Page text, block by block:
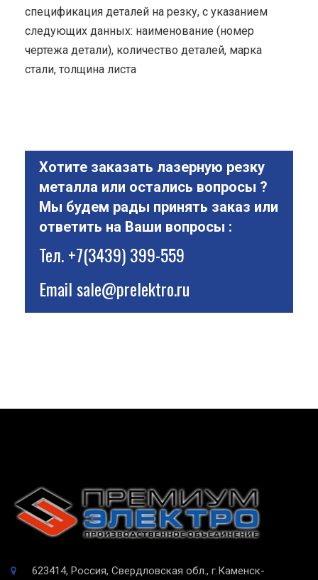
спецификация деталей на резку, с указанием
следующих данных: наименование (номер
чертежа детали), количество деталей, марка
стали, толщина листа
Хотите заказать лазерную резку
металла или остались вопросы ?
Мы будем рады принять заказ или
ответить на Ваши вопросы :
Тел.+7(3439) 399-559
Emailsale@prelektro.ru
623414, Россия, Свердловская обл., г.Каменск-